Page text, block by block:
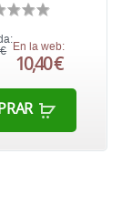
En la web:
10,40 €